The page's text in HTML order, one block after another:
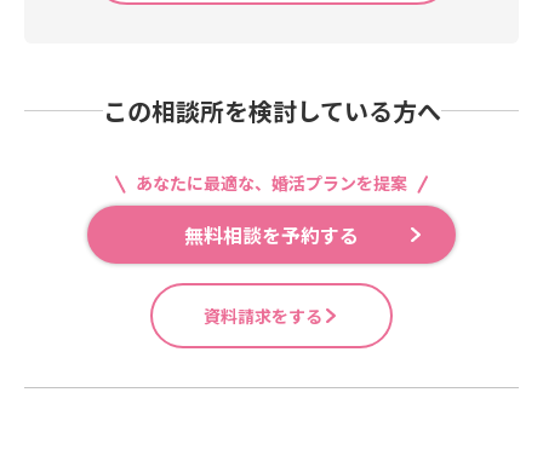
この相談所を検討している方へ
あなたに最適な、婚活プランを提案
無料相談を予約する
資料請求をする